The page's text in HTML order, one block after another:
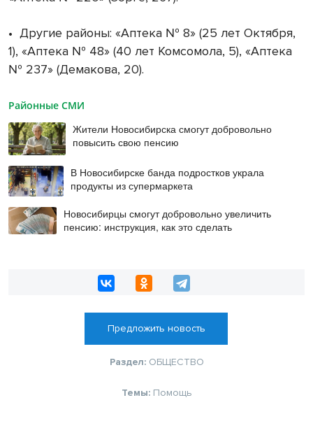
• Другие районы: «Аптека № 8» (25 лет Октября,
1), «Аптека № 48» (40 лет Комсомола, 5), «Аптека
№ 237» (Демакова, 20).
Районные СМИ
Жители Новосибирска смогут добровольно
повысить свою пенсию
В Новосибирске банда подростков украла
продукты из супермаркета
Новосибирцы смогут добровольно увеличить
пенсию: инструкция, как это сделать
Предложить новость
Раздел: ОБЩЕСТВО
Темы: Помощь